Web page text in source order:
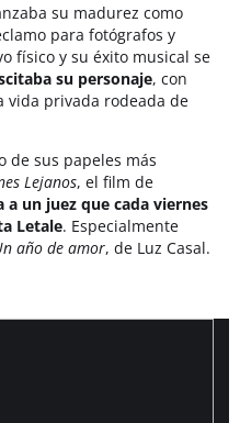
su madurez como
para fotógrafos y
físico y su éxito musical se
su personaje, con
vida privada rodeada de
de sus papeles más
Lejanos, el film de
a un juez que cada viernes
Letale. Especialmente
año de amor, de Luz Casal.